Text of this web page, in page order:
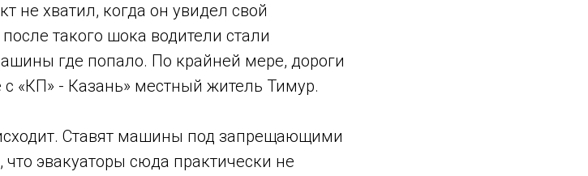
не хватил, когда он увидел свой
такого шока водители стали
где попало. По крайней мере, дороги
с «КП» - Казань» местный житель Тимур.
Ставят машины под запрещающими
эвакуаторы сюда практически не